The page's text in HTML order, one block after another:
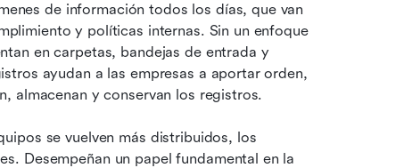
de información todos los días, que van
y políticas internas. Sin un enfoque
en carpetas, bandejas de entrada y
ayudan a las empresas a aportar orden,
almacenan y conservan los registros.
Desempeñan un papel fundamental en la